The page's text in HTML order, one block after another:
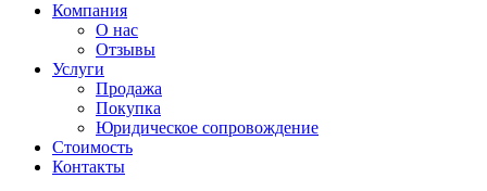
Компания
О нас
Отзывы
Услуги
Продажа
Покупка
Юридическое сопровождение
Стоимость
Контакты